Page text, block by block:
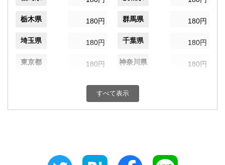
栃木県 180円 群馬県 180円
埼玉県 180円 千葉県 180円
東京都 180円 神奈川県 180円
180円 富山県
すべて表示